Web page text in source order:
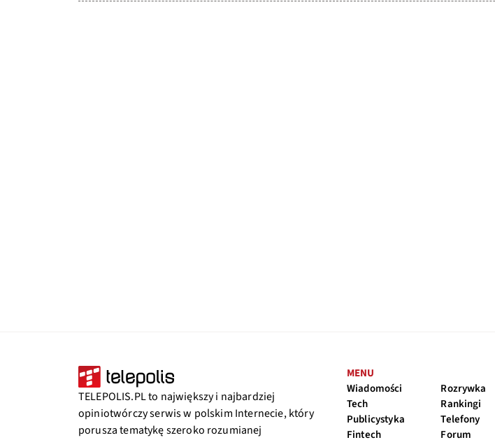
TELEPOLIS.PL to największy i najbardziej
opiniotwórczy serwis w polskim Internecie, który
porusza tematykę szeroko rozumianej
MENU
Wiadomości
Tech
Publicystyka
Fintech
Rozrywka
Rankingi
Telefony
Forum